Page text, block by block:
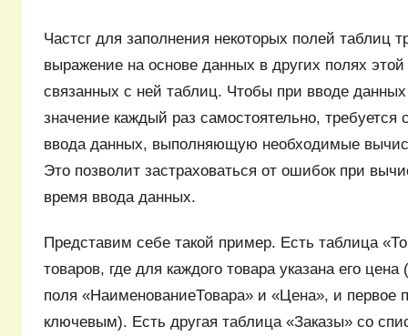
Частсг для заполнения некоторых полей таблиц
выражение на основе данных в других полях
связанных с ней таблиц. Чтобы при вводе
значение каждый раз самостоятельно,
ввода данных, выполняющую необходимые
Это позволит застраховаться от ошибок при
время ввода данных.
Представим себе такой пример. Есть таблица
товаров, где для каждого товара указана его
поля «НаименованиеТовара» и «Цена», и первое
ключевым). Есть другая таблица «Заказы» со